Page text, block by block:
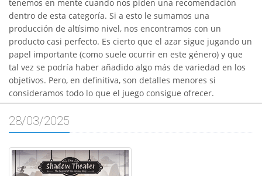
tenemos en mente cuando nos piden una recomendación
dentro de esta categoría. Si a esto le sumamos una
producción de altísimo nivel, nos encontramos con un
producto casi perfecto. Es cierto que el azar sigue jugando un
papel importante (como suele ocurrir en este género) y que
tal vez se podría haber añadido algo más de variedad en los
objetivos. Pero, en definitiva, son detalles menores si
consideramos todo lo que el juego consigue ofrecer.
28/03/2025